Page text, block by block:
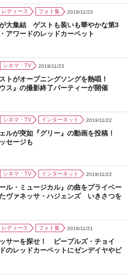
レディース フォト集 2019/11/23
大集結 ゲストも装いも華やかな第3
アワードのレッドカーペット
シネマ・TV 2019/11/23
トがオープニングソングを熱唱！
ウス』の撮影終了パーティーが開催
シネマ・TV インターネット 2019/11/22
ルが突如『グリー』の動画を投稿！
セージも
シネマ・TV インターネット 2019/11/22
ール・ミュージカル』の曲をプライベー
たヴァネッサ・ハジェンズ いきさつを
レディース フォト集 2019/11/21
サーを探せ！ ピープルズ・チョイ
のレッドカーペットにゼンデイヤやピ